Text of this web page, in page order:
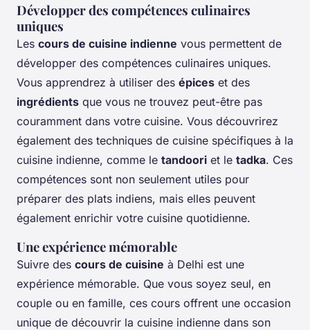
Développer des compétences culinaires
uniques
Les cours de cuisine indienne vous permettent de
développer des compétences culinaires uniques.
Vous apprendrez à utiliser des épices et des
ingrédients que vous ne trouvez peut-être pas
couramment dans votre cuisine. Vous découvrirez
également des techniques de cuisine spécifiques à la
cuisine indienne, comme le tandoori et le tadka. Ces
compétences sont non seulement utiles pour
préparer des plats indiens, mais elles peuvent
également enrichir votre cuisine quotidienne.
Une expérience mémorable
Suivre des cours de cuisine à Delhi est une
expérience mémorable. Que vous soyez seul, en
couple ou en famille, ces cours offrent une occasion
unique de découvrir la cuisine indienne dans son